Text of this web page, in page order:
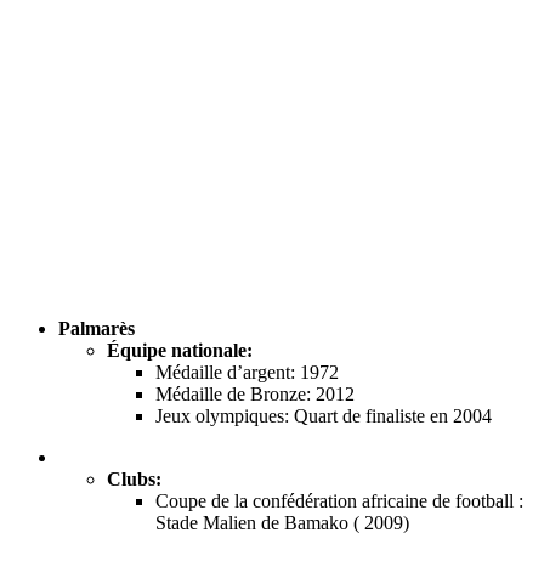
Palmarès
Équipe nationale:
Médaille d’argent: 1972
Médaille de Bronze: 2012
Jeux olympiques: Quart de finaliste en 2004
Clubs:
Coupe de la confédération africaine de football :
Stade Malien de Bamako ( 2009)